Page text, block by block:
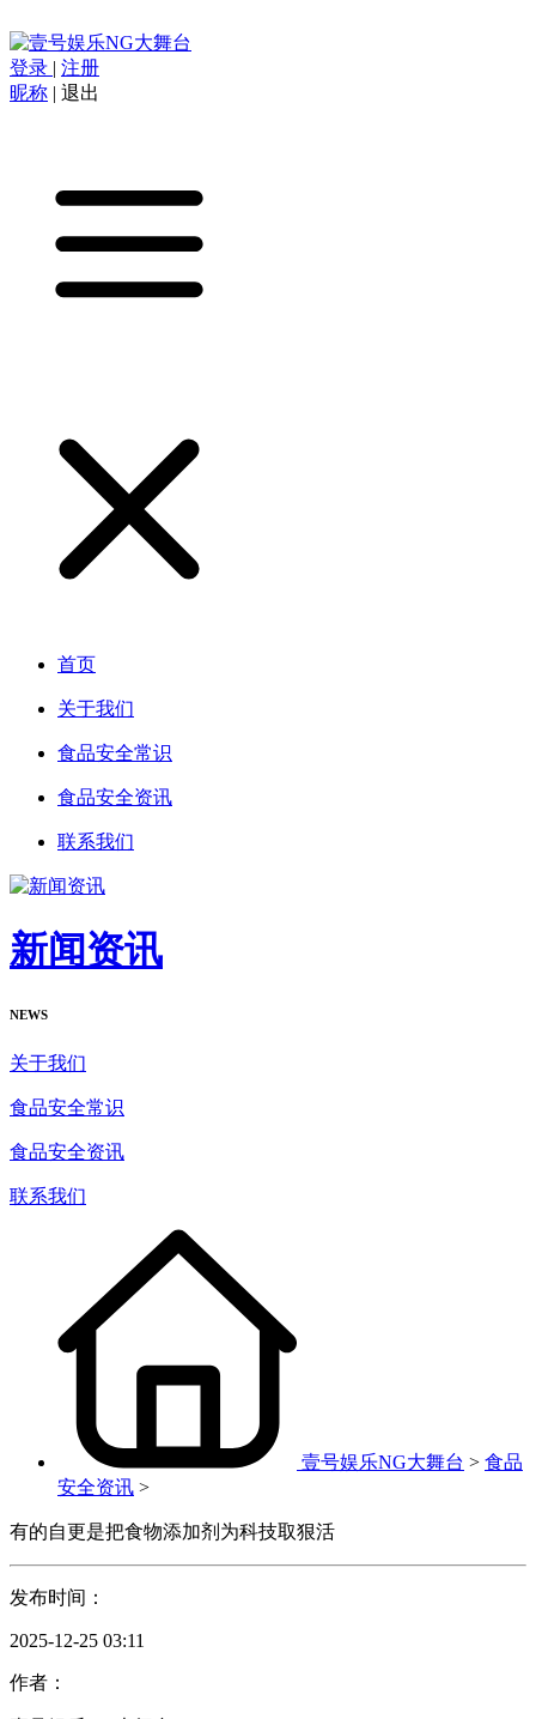
登录 | 注册
昵称 | 退出
首页
关于我们
食品安全常识
食品安全资讯
联系我们
新闻资讯
NEWS
关于我们
食品安全常识
食品安全资讯
联系我们
壹号娱乐NG大舞台 > 食品
安全资讯 >
有的自更是把食物添加剂为科技取狠活
发布时间：
2025-12-25 03:11
作者：